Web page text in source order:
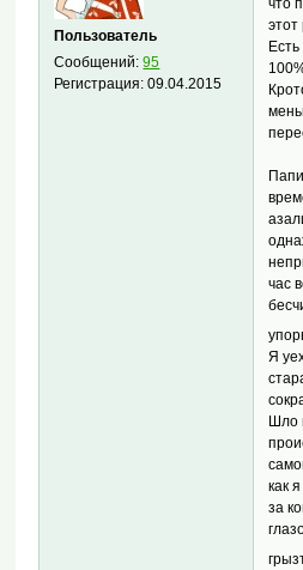
Пользователь
Сообщений:95
Регистрация:09.04.2015
что
час
Я
Шло
как
за